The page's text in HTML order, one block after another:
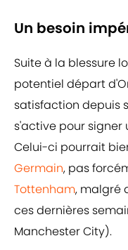
Un besoin
Suite à la blessure
potentiel départ
satisfaction depuis
s'active pour signer
Celui-ci pourrait
Germain, pas
Tottenham, malgré
ces dernières
Manchester City).